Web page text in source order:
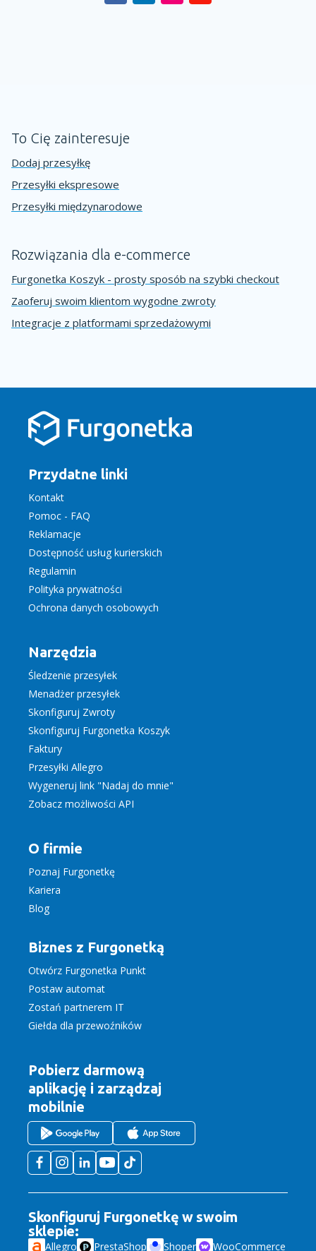
To Cię zainteresuje
Dodaj przesyłkę
Przesyłki ekspresowe
Przesyłki międzynarodowe
Rozwiązania dla e-commerce
Furgonetka Koszyk - prosty sposób na szybki checkout
Zaoferuj swoim klientom wygodne zwroty
Integracje z platformami sprzedażowymi
Przydatne linki
Kontakt
Pomoc - FAQ
Reklamacje
Dostępność usług kurierskich
Regulamin
Polityka prywatności
Ochrona danych osobowych
Narzędzia
Śledzenie przesyłek
Menadżer przesyłek
Skonfiguruj Zwroty
Skonfiguruj Furgonetka Koszyk
Faktury
Przesyłki Allegro
Wygeneruj link "Nadaj do mnie"
Zobacz możliwości API
O firmie
Poznaj Furgonetkę
Kariera
Blog
Biznes z Furgonetką
Otwórz Furgonetka Punkt
Postaw automat
Zostań partnerem IT
Giełda dla przewoźników
Pobierz darmową
aplikację i zarządzaj
mobilnie
Skonfiguruj Furgonetkę w swoim
sklepie:
Allegro PrestaShop Shoper WooCommerce